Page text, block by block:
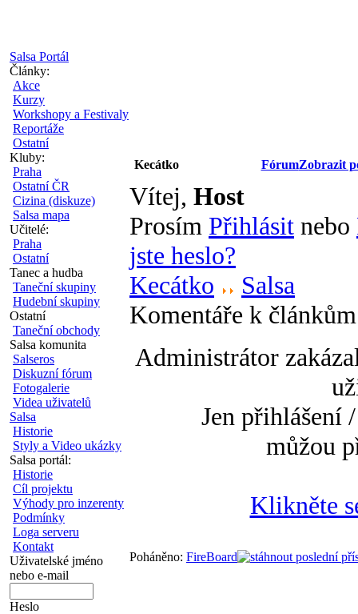
Salsa Portál
Články:
Akce
Kurzy
Workshopy a Festivaly
Reportáže
Ostatní
Kluby:
Praha
Ostatní ČR
Cizina (diskuze)
Salsa mapa
Učitelé:
Praha
Ostatní
Tanec a hudba
Taneční skupiny
Hudební skupiny
Ostatní
Taneční obchody
Salsa komunita
Salseros
Diskuzní fórum
Fotogalerie
Videa uživatelů
Salsa
Historie
Styly a Video ukázky
Salsa portál:
Historie
Cíl projektu
Výhody pro inzerenty
Podmínky
Loga serveru
Kontakt
Uživatelské jméno
nebo e-mail
Heslo
Kecátko FórumZobrazit
Vítej, Host
Prosím Přihlásit nebo
jste heslo?
Kecátko
Salsa
Komentáře k
Administrátor
Jen přihlášení
můžou
Klikněte
Poháněno: FireBoard